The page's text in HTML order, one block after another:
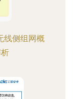
线侧组网概